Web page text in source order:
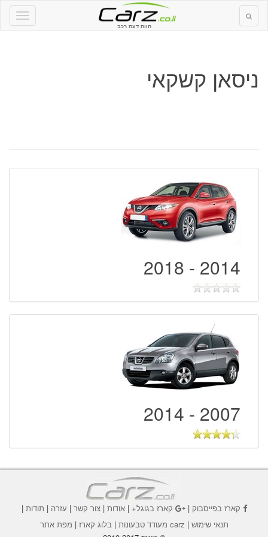
חוות דעת רכב
ניסאן קשקאי
2014 - 2018
2007 - 2014
קארז בפייסבוק| קארז בגוגל+|אודות |צור קשר | עזרה | תודות |
תנאי שימוש | carz מעודד טבעונות | בלוג קארז | מפת אתר